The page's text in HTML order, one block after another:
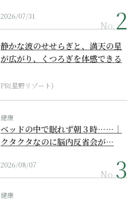
2026/07/31
No.
静かな波のせせらぎと、満天の星
が広がり、くつろぎを体感できる
PR(星野リゾート)
健康
ベッドの中で眠れず朝３時……｜
クタクタなのに脳内反省会が…
2026/08/07
No.
健康